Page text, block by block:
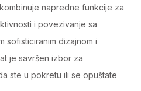
napredne funkcije za
i povezivanje sa
sofisticiranim dizajnom i
je savršen izbor za
ste u pokretu ili se opuštate